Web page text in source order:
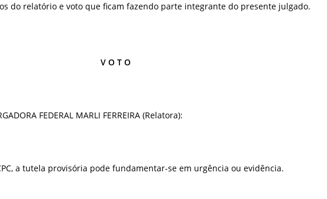
do relatório e voto que ficam fazendo parte integrante do presente julgado.
V O T O
FEDERAL MARLI FERREIRA (Relatora):
a tutela provisória pode fundamentar-se em urgência ou evidência.